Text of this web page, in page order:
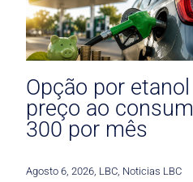
Opção por
preço ao
300 por mês
Agosto 6, 2026 LBC Noticias LBC